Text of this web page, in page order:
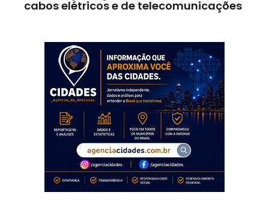
cabos elétricos e de telecomunicações